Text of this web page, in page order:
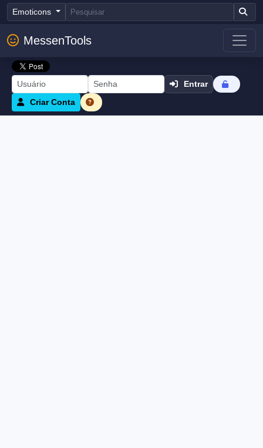
Emoticons
MessenTools
Entrar
Criar Conta